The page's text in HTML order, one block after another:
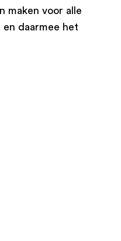
maken voor alle
daarmee het